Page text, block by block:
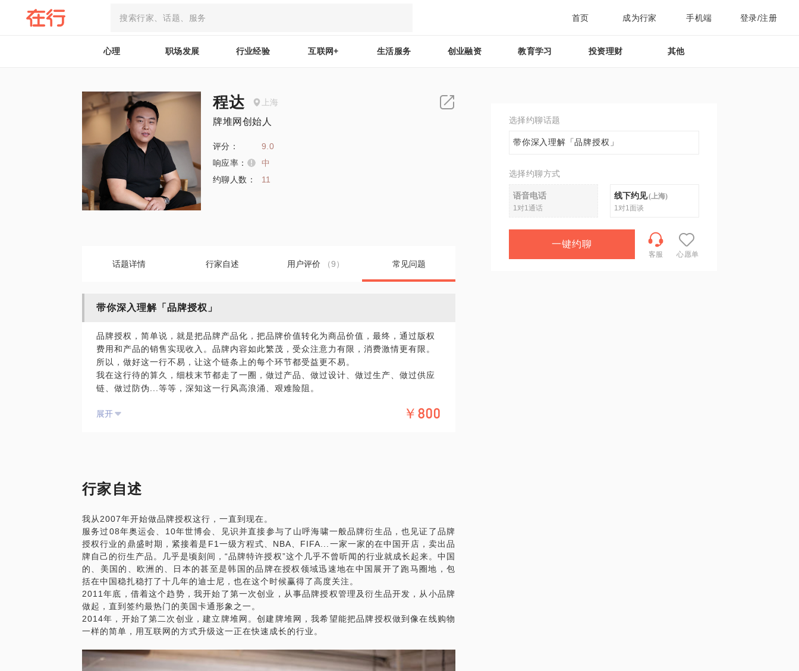
首页 成为行家 手机端 登录/注册
心理 职场发展 行业经验 互联网+ 生活服务 创业融资 教育学习 投资理财 其他
程达 上海
牌堆网创始人
评分：
9.0
响应率：
中
约聊人数：
11
话题详情 行家自述 用户评价 （9） 常见问题
带你深入理解「品牌授权」
品牌授权，简单说，就是把品牌产品化，把品牌价值转化为商品价值，最终，通过版权
费用和产品的销售实现收入。品牌内容如此繁茂，受众注意力有限，消费激情更有限。
所以，做好这一行不易，让这个链条上的每个环节都受益更不易。
我在这行待的算久，细枝末节都走了一圈，做过产品、做过设计、做过生产、做过供应
链、做过防伪...等等，深知这一行风高浪涌、艰难险阻。
品牌授权到底是什么？如何做？
展开 ￥800
行家自述
我从2007年开始做品牌授权这行，一直到现在。
服务过08年奥运会、10年世博会、见识并直接参与了山呼海啸一般品牌衍生品，也见证了品牌
授权行业的鼎盛时期，紧接着是F1一级方程式、NBA、FIFA...一家一家的在中国开店，卖出品
牌自己的衍生产品。几乎是顷刻间，“品牌特许授权”这个几乎不曾听闻的行业就成长起来。中国
的、美国的、欧洲的、日本的甚至是韩国的品牌在授权领域迅速地在中国展开了跑马圈地，包
括在中国稳扎稳打了十几年的迪士尼，也在这个时候赢得了高度关注。
2011年底，借着这个趋势，我开始了第一次创业，从事品牌授权管理及衍生品开发，从小品牌
做起，直到签约最热门的美国卡通形象之一。
2014年，开始了第二次创业，建立牌堆网。创建牌堆网，我希望能把品牌授权做到像在线购物
一样的简单，用互联网的方式升级这一正在快速成长的行业。
选择约聊话题
带你深入理解「品牌授权」
选择约聊方式
语音电话
1对1通话
线下约见(上海)
1对1面谈
一键约聊
客服 心愿单